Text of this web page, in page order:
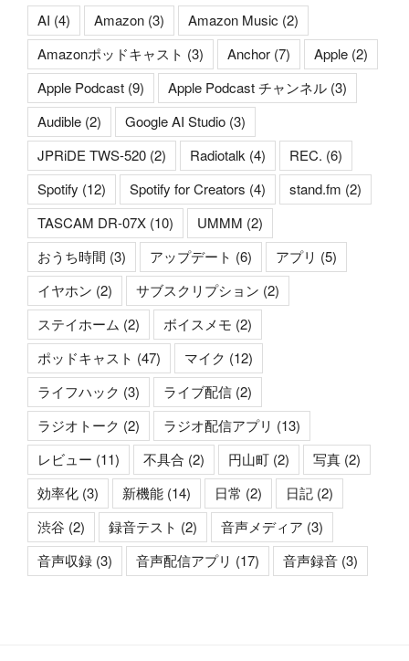
AI (4) Amazon (3) Amazon Music (2)
Amazonポッドキャスト (3) Anchor (7) Apple (2)
Apple Podcast (9) Apple Podcast チャンネル (3)
Audible (2) Google AI Studio (3)
JPRiDE TWS-520 (2) Radiotalk (4) REC. (6)
Spotify (12) Spotify for Creators (4) stand.fm (2)
TASCAM DR-07X (10) UMMM (2)
おうち時間 (3) アップデート (6) アプリ (5)
イヤホン (2) サブスクリプション (2)
ステイホーム (2) ボイスメモ (2)
ポッドキャスト (47) マイク (12)
ライフハック (3) ライブ配信 (2)
ラジオトーク (2) ラジオ配信アプリ (13)
レビュー (11) 不具合 (2) 円山町 (2) 写真 (2)
効率化 (3) 新機能 (14) 日常 (2) 日記 (2)
渋谷 (2) 録音テスト (2) 音声メディア (3)
音声収録 (3) 音声配信アプリ (17) 音声録音 (3)